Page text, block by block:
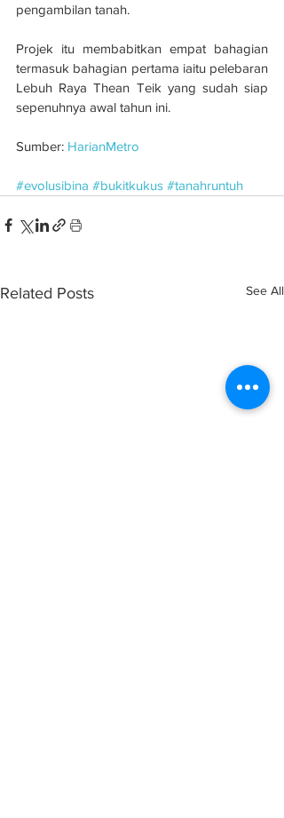
pengambilan tanah.
Projek itu membabitkan empat bahagian
termasuk bahagian pertama iaitu pelebaran
Lebuh Raya Thean Teik yang sudah siap
sepenuhnya awal tahun ini.
Sumber: HarianMetro
#evolusibina #bukitkukus #tanahruntuh
Related Posts See All